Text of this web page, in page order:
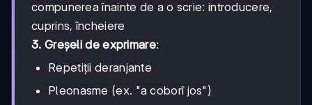
compunerea înainte de a o scrie: introducere,
cuprins, încheiere
3. Greșeli de exprimare:
Repetiții deranjante
Pleonasme (ex. "a coborî jos")